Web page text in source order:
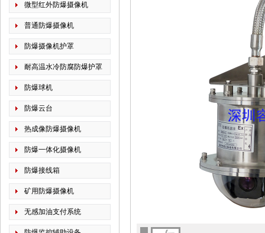
微型红外防爆摄像机
普通防爆摄像机
防爆摄像机护罩
耐高温水冷防腐防爆护罩
防爆球机
防爆云台
热成像防爆摄像机
防爆一体化摄像机
防爆接线箱
矿用防爆摄像机
无感加油支付系统